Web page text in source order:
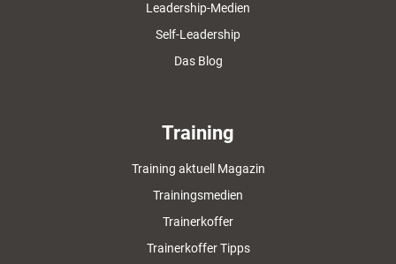
Leadership-Medien
Self-Leadership
Das Blog
Training
Training aktuell Magazin
Trainingsmedien
Trainerkoffer
Trainerkoffer Tipps